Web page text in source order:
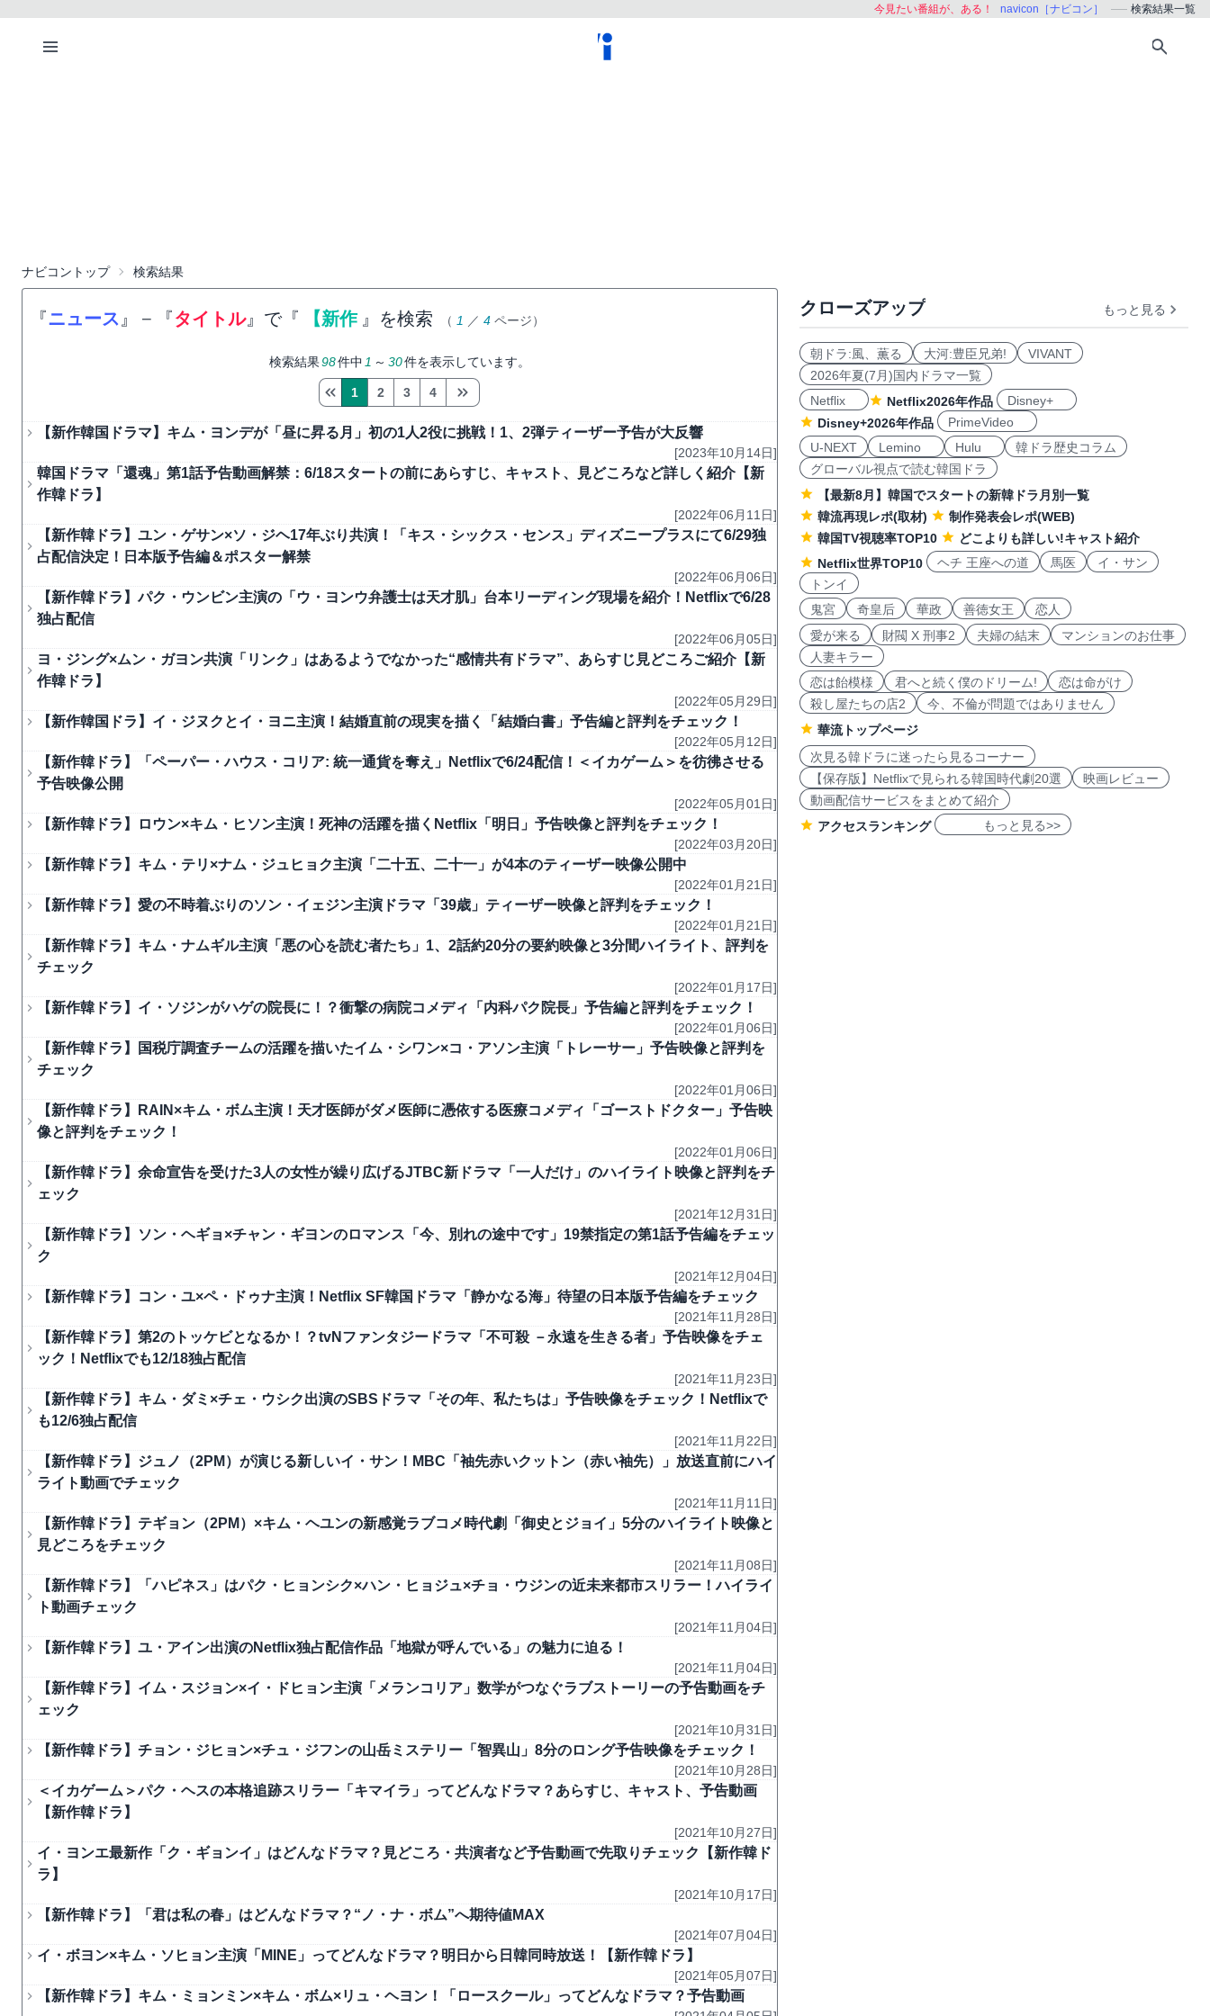
今見たい番組が、ある！ navicon［ナビコン］ 検索結果一覧
ナビコントップ 検索結果
『ニュース 』 − 『タイトル』で『 【新作 』を検索 （ 1 ／ 4 ページ）
検索結果98件中 1 ～ 30件を表示しています。
1 2 3 4
【新作韓国ドラマ】キム・ヨンデが「昼に昇る月」初の1人2役に挑戦！1、2弾ティーザー予告が大反響
[2023年10月14日]
韓国ドラマ「還魂」第1話予告動画解禁：6/18スタートの前にあらすじ、キャスト、見どころなど詳しく紹介【新
作韓ドラ】
[2022年06月11日]
【新作韓ドラ】ユン・ゲサン×ソ・ジヘ17年ぶり共演！「キス・シックス・センス」ディズニープラスにて6/29独
占配信決定！日本版予告編＆ポスター解禁
[2022年06月06日]
【新作韓ドラ】パク・ウンビン主演の「ウ・ヨンウ弁護士は天才肌」台本リーディング現場を紹介！Netflixで6/28
独占配信
[2022年06月05日]
ヨ・ジング×ムン・ガヨン共演「リンク」はあるようでなかった“感情共有ドラマ”、あらすじ見どころご紹介【新
作韓ドラ】
[2022年05月29日]
【新作韓国ドラ】イ・ジヌクとイ・ヨニ主演！結婚直前の現実を描く「結婚白書」予告編と評判をチェック！
[2022年05月12日]
【新作韓ドラ】「ペーパー・ハウス・コリア: 統一通貨を奪え」Netflixで6/24配信！＜イカゲーム＞を彷彿させる
予告映像公開
[2022年05月01日]
【新作韓ドラ】ロウン×キム・ヒソン主演！死神の活躍を描くNetflix「明日」予告映像と評判をチェック！
[2022年03月20日]
【新作韓ドラ】キム・テリ×ナム・ジュヒョク主演「二十五、二十一」が4本のティーザー映像公開中
[2022年01月21日]
【新作韓ドラ】愛の不時着ぶりのソン・イェジン主演ドラマ「39歳」ティーザー映像と評判をチェック！
[2022年01月21日]
【新作韓ドラ】キム・ナムギル主演「悪の心を読む者たち」1、2話約20分の要約映像と3分間ハイライト、評判を
チェック
[2022年01月17日]
【新作韓ドラ】イ・ソジンがハゲの院長に！？衝撃の病院コメディ「内科パク院長」予告編と評判をチェック！
[2022年01月06日]
【新作韓ドラ】国税庁調査チームの活躍を描いたイム・シワン×コ・アソン主演「トレーサー」予告映像と評判を
チェック
[2022年01月06日]
【新作韓ドラ】RAIN×キム・ボム主演！天才医師がダメ医師に憑依する医療コメディ「ゴーストドクター」予告映
像と評判をチェック！
[2022年01月06日]
【新作韓ドラ】余命宣告を受けた3人の女性が繰り広げるJTBC新ドラマ「一人だけ」のハイライト映像と評判をチ
ェック
[2021年12月31日]
【新作韓ドラ】ソン・ヘギョ×チャン・ギヨンのロマンス「今、別れの途中です」19禁指定の第1話予告編をチェッ
ク
[2021年12月04日]
【新作韓ドラ】コン・ユ×ペ・ドゥナ主演！Netflix SF韓国ドラマ「静かなる海」待望の日本版予告編をチェック
[2021年11月28日]
【新作韓ドラ】第2のトッケビとなるか！？tvNファンタジードラマ「不可殺 －永遠を生きる者」予告映像をチェ
ック！Netflixでも12/18独占配信
[2021年11月23日]
【新作韓ドラ】キム・ダミ×チェ・ウシク出演のSBSドラマ「その年、私たちは」予告映像をチェック！Netflixで
も12/6独占配信
[2021年11月22日]
【新作韓ドラ】ジュノ（2PM）が演じる新しいイ・サン！MBC「袖先赤いクットン（赤い袖先）」放送直前にハイ
ライト動画でチェック
[2021年11月11日]
【新作韓ドラ】テギョン（2PM）×キム・ヘユンの新感覚ラブコメ時代劇「御史とジョイ」5分のハイライト映像と
見どころをチェック
[2021年11月08日]
【新作韓ドラ】「ハピネス」はパク・ヒョンシク×ハン・ヒョジュ×チョ・ウジンの近未来都市スリラー！ハイライ
ト動画チェック
[2021年11月04日]
【新作韓ドラ】ユ・アイン出演のNetflix独占配信作品「地獄が呼んでいる」の魅力に迫る！
[2021年11月04日]
【新作韓ドラ】イム・スジョン×イ・ドヒョン主演「メランコリア」数学がつなぐラブストーリーの予告動画をチ
ェック
[2021年10月31日]
【新作韓ドラ】チョン・ジヒョン×チュ・ジフンの山岳ミステリー「智異山」8分のロング予告映像をチェック！
[2021年10月28日]
＜イカゲーム＞パク・ヘスの本格追跡スリラー「キマイラ」ってどんなドラマ？あらすじ、キャスト、予告動画
【新作韓ドラ】
[2021年10月27日]
イ・ヨンエ最新作「ク・ギョンイ」はどんなドラマ？見どころ・共演者など予告動画で先取りチェック【新作韓ド
ラ】
[2021年10月17日]
【新作韓ドラ】「君は私の春」はどんなドラマ？“ノ・ナ・ボム”へ期待値MAX
[2021年07月04日]
イ・ボヨン×キム・ソヒョン主演「MINE」ってどんなドラマ？明日から日韓同時放送！【新作韓ドラ】
[2021年05月07日]
【新作韓ドラ】キム・ミョンミン×キム・ボム×リュ・ヘヨン！「ロースクール」ってどんなドラマ？予告動画
クローズアップ もっと見る
朝ドラ:風、薫る 大河:豊臣兄弟!
VIVANT
2026年夏(7月)国内ドラマ一覧
Netflix
Netflix2026年作品
Disney+
Disney+2026年作品
PrimeVideo
U-NEXT
Lemino Hulu
韓ドラ歴史コラム
グローバル視点で読む韓国ドラ
【最新8月】韓国でスタートの新韓ドラ月別一覧
韓流再現レポ(取材)
制作発表会レポ(WEB)
韓国TV視聴率TOP10
どこよりも詳しい!キャスト紹介
Netflix世界TOP10
ヘチ 王座への道 馬医
イ・サン
トンイ
鬼宮
奇皇后 華政 善徳女王
恋人
愛が来る
財閥 X 刑事2 夫婦の結末
マンションのお仕事
人妻キラー
恋は飴模様
君へと続く僕のドリーム!
恋は命がけ
殺し屋たちの店2
今、不倫が問題ではありません
華流トップページ
次見る韓ドラに迷ったら見るコーナー
【保存版】Netflixで見られる韓国時代劇20選
映画レビュー
動画配信サービスをまとめて紹介
アクセスランキング
もっと見る>>